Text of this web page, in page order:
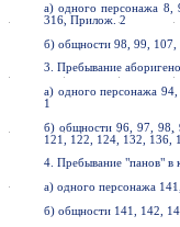
а) одного персонажа
316, Прилож. 2
б) общности 98, 99, 107,
3. Пребывание
а) одного персонажа
1
б) общности 96, 97, 98,
121, 122, 124, 132, 136,
4. Пребывание "панов" в
а) одного персонажа
б) общности 141, 142,